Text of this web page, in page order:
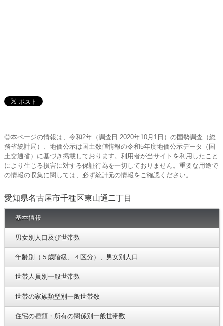
◎本ページの情報は、令和2年（調査日 2020年10月1日）の国勢調査（総
務省統計局）、地価公示は国土数値情報の令和5年度地価公示データ（国
土交通省）に基づき掲載しております。利用者が当サイトを利用したこと
により生じる損害に対する保証行為を一切しておりません。重要な用途で
の情報の収集に関しては、必ず統計元の情報をご確認ください。
愛知県名古屋市千種区東山通二丁目
基本情報
男女別人口及び世帯数
年齢別（５歳階級、４区分）、男女別人口
世帯人員別一般世帯数
世帯の家族類型別一般世帯数
住宅の種類・所有の関係別一般世帯数